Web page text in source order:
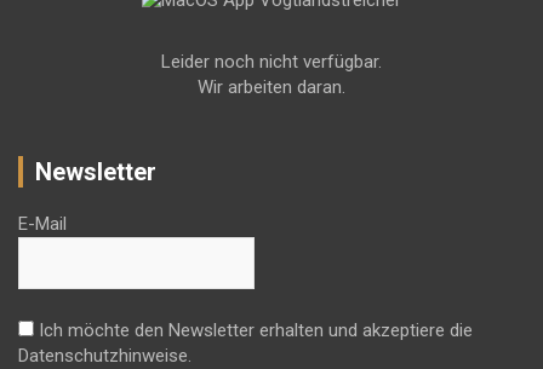
Leider noch nicht verfügbar.
Wir arbeiten daran.
Newsletter
E-Mail
Ich möchte den Newsletter erhalten und akzeptiere die
Datenschutzhinweise.